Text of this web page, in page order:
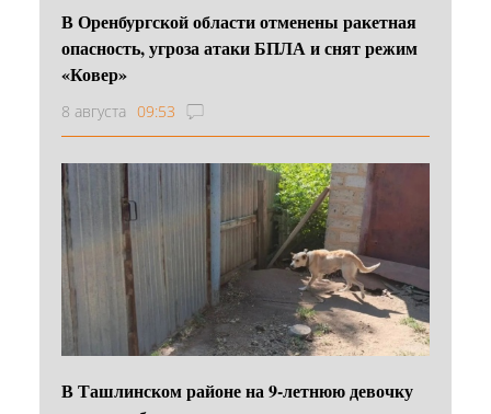
В Оренбургской области отменены ракетная
опасность, угроза атаки БПЛА и снят режим
«Ковер»
8 августа 09:53
В Ташлинском районе на 9-летнюю девочку